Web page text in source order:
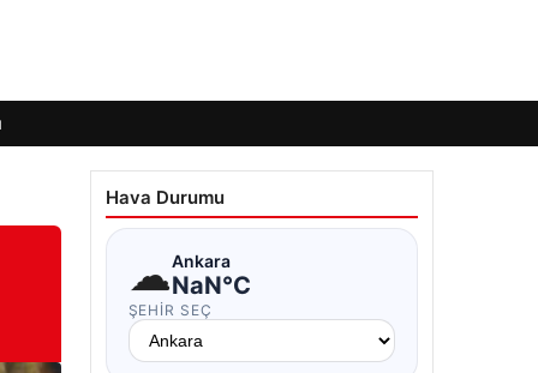
Hava Durumu
☁Ankara
NaN°C
ŞEHIR SEÇ